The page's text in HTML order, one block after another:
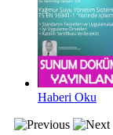
Haberi Oku